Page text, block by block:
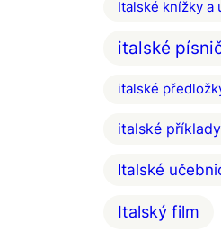
Italské knížky a
italské
italské
italské
Italské
Italský film